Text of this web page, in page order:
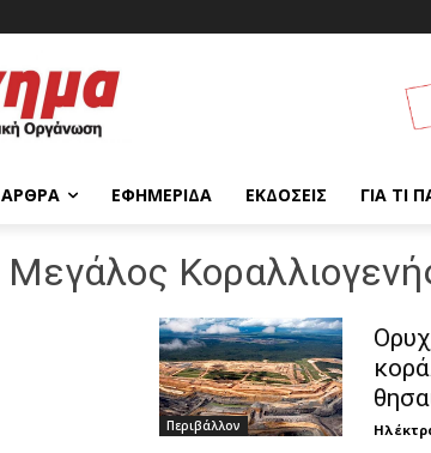
ΆΡΘΡΑ ΕΦΗΜΕΡΊΔΑ ΕΚΔΌΣΕΙΣ ΓΙΑ ΤΙ
Μεγάλος
Περιβάλλον